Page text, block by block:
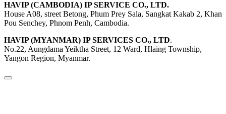
HAVIP (CAMBODIA) IP SERVICE CO., LTD.
House A08, street Betong, Phum Prey Sala, Sangkat Kakab 2, Khan
Pou Senchey, Phnom Penh, Cambodia.
HAVIP (MYANMAR) IP SERVICES CO., LTD.
No.22, Aungdama Yeiktha Street, 12 Ward, Hlaing Township,
Yangon Region, Myanmar.